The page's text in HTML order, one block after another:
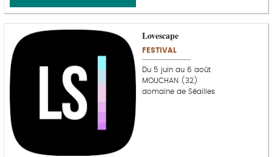
Lovescape
FESTIVAL
Du 5 juin au 6 août
MOUCHAN (32)
domaine de Séailles